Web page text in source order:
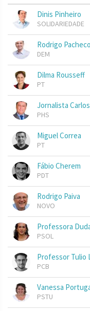
Dinis Pinheiro
SOLIDARIEDADE
Rodrigo Pacheco
DEM
Dilma Rousseff
PT
Jornalista
PHS
Miguel Correa
PT
Fábio Cherem
PDT
Rodrigo Paiva
NOVO
Professora
PSOL
Professor Tulio
PCB
Vanessa
PSTU